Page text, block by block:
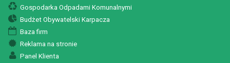
Gospodarka Odpadami Komunalnymi
Budżet Obywatelski Karpacza
Baza firm
Reklama na stronie
Panel Klienta